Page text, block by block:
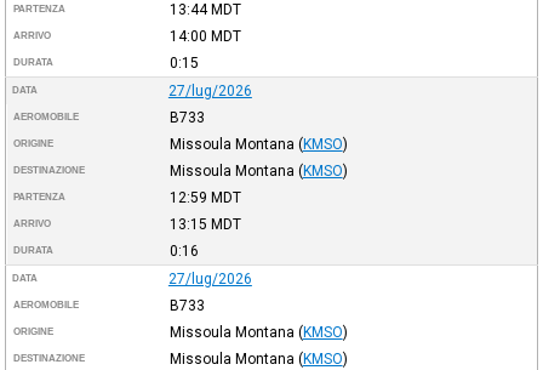
PARTENZA 13:44 MDT
ARRIVO 14:00 MDT
DURATA 0:15
DATA 27/lug/2026
AEROMOBILE B733
ORIGINE Missoula Montana (KMSO)
DESTINAZIONE Missoula Montana (KMSO)
PARTENZA 12:59 MDT
ARRIVO 13:15 MDT
DURATA 0:16
DATA 27/lug/2026
AEROMOBILE B733
ORIGINE Missoula Montana (KMSO)
DESTINAZIONE Missoula Montana (KMSO)